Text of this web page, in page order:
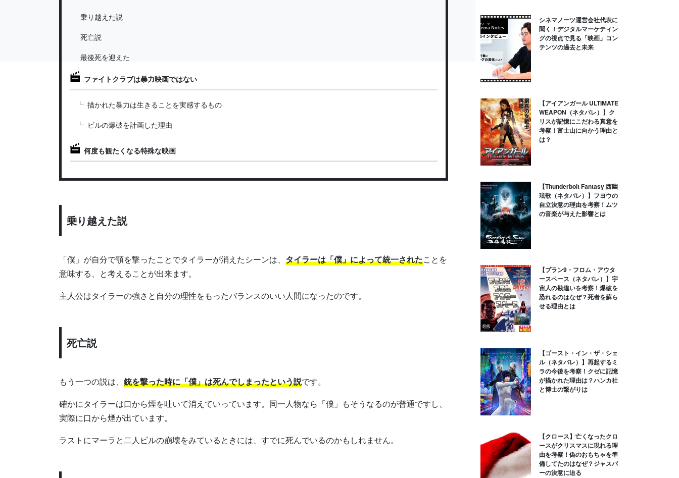
乗り越えた説
死亡説
最後死を迎えた
ファイトクラブは暴力映画ではない
描かれた暴力は生きることを実感するもの
ビルの爆破を計画した理由
何度も観たくなる特殊な映画
乗り越えた説
「僕」が自分で顎を撃ったことでタイラーが消えたシーンは、 タイラーは「僕」によって統一されたことを
意味する、と考えることが出来ます。
主人公はタイラーの強さと自分の理性をもったバランスのいい人間になったのです。
死亡説
もう一つの説は、 銃を撃った時に「僕」は死んでしまったという説です。
確かにタイラーは口から煙を吐いて消えていっています。同一人物なら「僕」もそうなるのが普通ですし、
実際に口から煙が出ています。
ラストにマーラと二人ビルの崩壊をみているときには、すでに死んでいるのかもしれません。
シネマノーツ運営会社代表に
聞く！デジタルマーケティン
グの視点で見る「映画」コン
テンツの過去と未来
【アイアンガール ULTIMATE
WEAPON（ネタバレ）】ク
リスが記憶にこだわる真意を
考察！富士山に向かう理由と
は？
【Thunderbolt Fantasy 西幽
玹歌（ネタバレ）】フヨウの
自立決意の理由を考察！ムツ
の音楽が与えた影響とは
【プラン9・フロム・アウタ
ースペース（ネタバレ）】宇
宙人の勘違いを考察！爆破を
恐れるのはなぜ？死者を蘇ら
せる理由とは
【ゴースト・イン・ザ・シェ
ル（ネタバレ）】再起するミ
ラの今後を考察！クゼに記憶
が描かれた理由は？ハンカ社
と博士の繋がりは
【クロース】亡くなったクロ
ースがクリスマスに現れる理
由を考察！偽のおもちゃを準
備してたのはなぜ？ジャスパ
ーの決意に迫る